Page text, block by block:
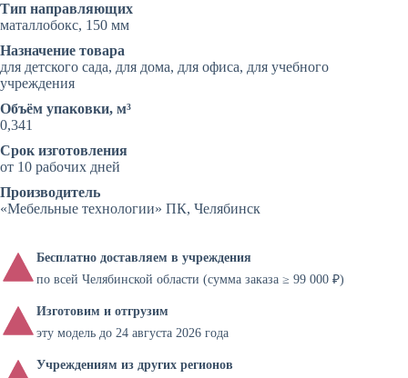
Тип направляющих
маталлобокс, 150 мм
Назначение товара
для детского сада, для дома, для офиса, для учебного
учреждения
Объём упаковки, м³
0,341
Срок изготовления
от 10 рабочих дней
Производитель
«Мебельные технологии» ПК, Челябинск
Бесплатно доставляем в учреждения
по всей Челябинской области (сумма заказа ≥ 99 000 ₽)
Изготовим и отгрузим
эту модель до 24 августа 2026 года
Учреждениям из других регионов